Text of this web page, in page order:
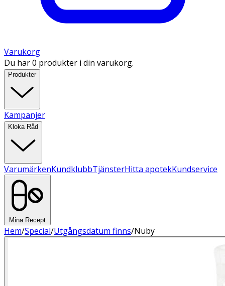
Varukorg
Du har 0 produkter i din varukorg.
Produkter
Kampanjer
Kloka Råd
VarumärkenKundklubbTjänsterHitta apotekKundservice
Mina Recept
Hem/Special/Utgångsdatum finns/Nuby